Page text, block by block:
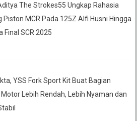
The Strokes55 Ungkap Rahasia
Piston MCR Pada 125Z Alfi Husni Hingga
Final SCR 2025
YSS Fork Sport Kit Buat Bagian
Motor Lebih Rendah, Lebih Nyaman dan